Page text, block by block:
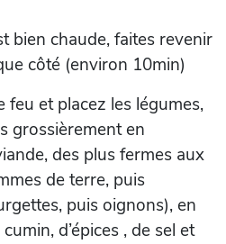
bien chaude, faites revenir
côté (environ 10min)
feu et placez les légumes,
grossièrement en
des plus fermes aux
de terre, puis
puis oignons), en
d’épices , de sel et